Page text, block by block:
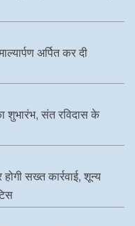
अर्पित कर दी
शुभारंभ, संत रविदास के
सख्त कार्रवाई, शून्य